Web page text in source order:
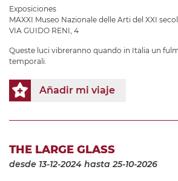
Exposiciones
MAXXI Museo Nazionale delle Arti del XXI
VIA GUIDO RENI, 4
Queste luci vibreranno quando in Italia un
temporali.
Añadir mi viaje
THE LARGE GLASS
desde 13-12-2024 hasta 25-10-2026